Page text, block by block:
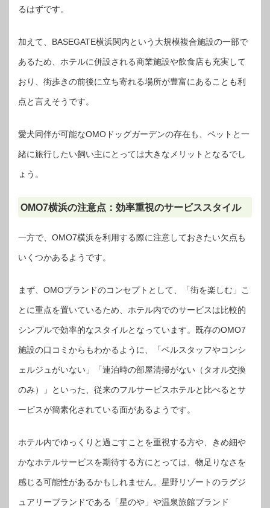
るはずです。
加えて、BASEGATE横浜関内という大規模複合施設の一部で
あるため、ホテルに併設される商業施設や飲食店も充実して
おり、街歩きの前後に立ち寄れる場所が豊富にあることも利
点と言えそうです。
愛犬同伴が可能なOMOドッグガーデンの存在も、ペットと一
緒に旅行したい飼い主にとっては大きなメリットとなるでし
ょう。
OMO7横浜の注意点：効率重視のサービススタイル
一方で、OMO7横浜を利用する際に注意しておきたい欠点も
いくつかあるようです。
まず、OMOブランドのコンセプトとして、「街を楽しむ」こ
とに重点を置いているため、ホテル内でのサービスは比較的
シンプルで効率的なスタイルとなっています。既存のOMO7
施設の口コミからもわかるように、「ベルスタッフやコンシ
ェルジュがいない」「連泊時の部屋清掃がない（タオル交換
のみ）」といった、従来のフルサービスホテルと比べるとサ
ービスが簡素化されている面があるようです。
ホテル内でゆっくりと過ごすことを重視する方や、きめ細や
かなホテルサービスを期待する方にとっては、物足りなさを
感じる可能性があるかもしれません。星野リゾートのラグジ
ュアリーブランドである「星のや」や温泉旅館ブランド